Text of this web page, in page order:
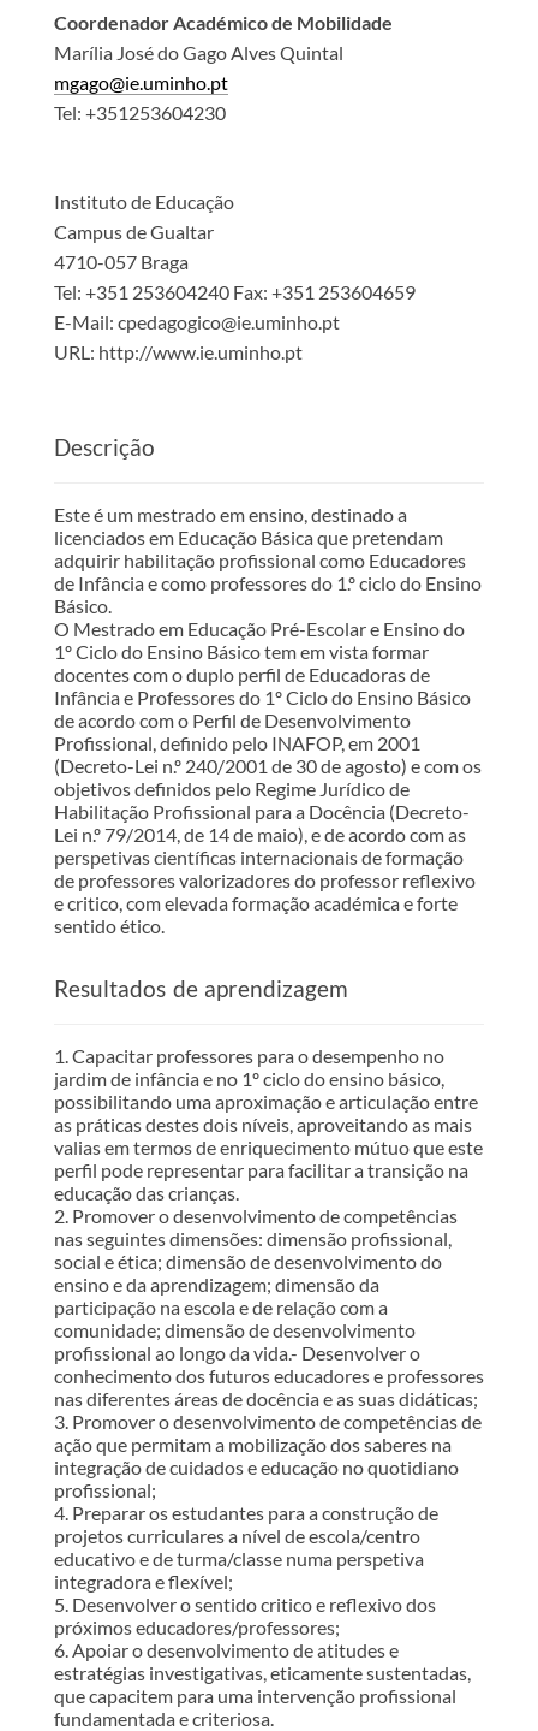
Coordenador Académico de Mobilidade
Marília José do Gago Alves Quintal
mgago@ie.uminho.pt
Tel: +351253604230
Instituto de Educação
Campus de Gualtar
4710-057 Braga
Tel: +351 253604240 Fax: +351 253604659
E-Mail: cpedagogico@ie.uminho.pt
URL: http://www.ie.uminho.pt
Descrição
Este é um mestrado em ensino, destinado a
licenciados em Educação Básica que pretendam
adquirir habilitação profissional como Educadores
de Infância e como professores do 1.º ciclo do Ensino
Básico.
O Mestrado em Educação Pré-Escolar e Ensino do
1º Ciclo do Ensino Básico tem em vista formar
docentes com o duplo perfil de Educadoras de
Infância e Professores do 1º Ciclo do Ensino Básico
de acordo com o Perfil de Desenvolvimento
Profissional, definido pelo INAFOP, em 2001
(Decreto-Lei n.º 240/2001 de 30 de agosto) e com os
objetivos definidos pelo Regime Jurídico de
Habilitação Profissional para a Docência (Decreto-
Lei n.º 79/2014, de 14 de maio), e de acordo com as
perspetivas científicas internacionais de formação
de professores valorizadores do professor reflexivo
e critico, com elevada formação académica e forte
sentido ético.
Resultados de aprendizagem
1. Capacitar professores para o desempenho no
jardim de infância e no 1º ciclo do ensino básico,
possibilitando uma aproximação e articulação entre
as práticas destes dois níveis, aproveitando as mais
valias em termos de enriquecimento mútuo que este
perfil pode representar para facilitar a transição na
educação das crianças.
2. Promover o desenvolvimento de competências
nas seguintes dimensões: dimensão profissional,
social e ética; dimensão de desenvolvimento do
ensino e da aprendizagem; dimensão da
participação na escola e de relação com a
comunidade; dimensão de desenvolvimento
profissional ao longo da vida.- Desenvolver o
conhecimento dos futuros educadores e professores
nas diferentes áreas de docência e as suas didáticas;
3. Promover o desenvolvimento de competências de
ação que permitam a mobilização dos saberes na
integração de cuidados e educação no quotidiano
profissional;
4. Preparar os estudantes para a construção de
projetos curriculares a nível de escola/centro
educativo e de turma/classe numa perspetiva
integradora e flexível;
5. Desenvolver o sentido critico e reflexivo dos
próximos educadores/professores;
6. Apoiar o desenvolvimento de atitudes e
estratégias investigativas, eticamente sustentadas,
que capacitem para uma intervenção profissional
fundamentada e criteriosa.